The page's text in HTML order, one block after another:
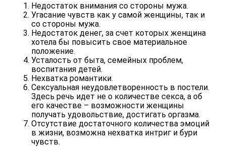
Недостаток внимания со стороны мужа.
Угасание чувств как у самой женщины, так и
со стороны мужа.
Недостаток денег, за счет которых женщина
хотела бы повысить свое материальное
положение.
Усталость от быта, семейных проблем,
воспитания детей.
Нехватка романтики.
Сексуальная неудовлетворенность в постели.
Здесь речь идет не о количестве секса, а об
его качестве – возможности женщины
получать удовольствие, достигать оргазма.
Отсутствие достаточного количества эмоций
в жизни, возможна нехватка интриг и бури
чувств.